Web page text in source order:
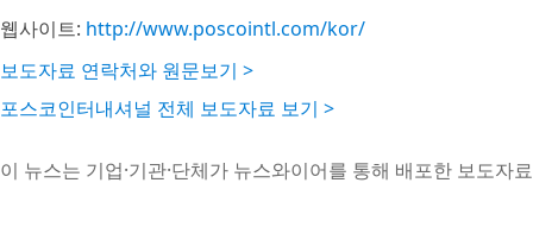
웹사이트: http://www.poscointl.com/kor/
보도자료 연락처와 원문보기 >
포스코인터내셔널 전체 보도자료 보기 >
이 뉴스는 기업·기관·단체가 뉴스와이어를 통해 배포한 보도자